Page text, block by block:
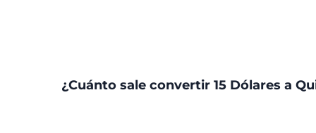
¿Cuánto sale convertir 15 Dólares a